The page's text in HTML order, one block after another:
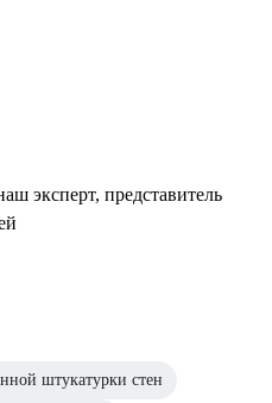
эксперт, представитель
штукатурки стен